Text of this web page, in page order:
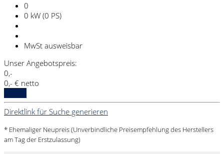
0
0 kW (0 PS)
MwSt ausweisbar
Unser Angebotspreis:
0,-
0,- € netto
Direktlink für Suche generieren
* Ehemaliger Neupreis (Unverbindliche Preisempfehlung des Herstellers
am Tag der Erstzulassung)